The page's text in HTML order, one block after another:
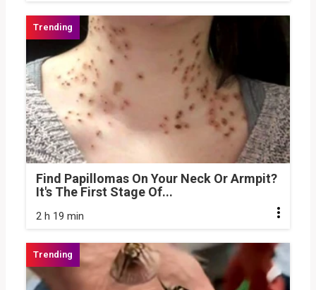
Find Papillomas On Your Neck Or Armpit?
It's The First Stage Of...
2 h 19 min